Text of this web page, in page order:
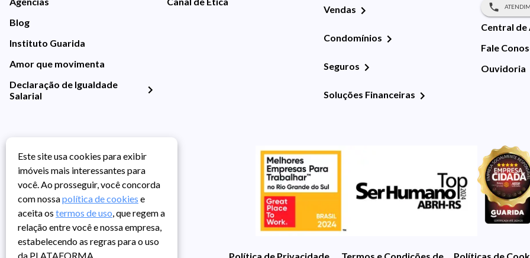
Blog
Instituto Guarida
Amor que movimenta
Declaração de Igualdade
Salarial
Vendas
Condomínios
Seguros
Soluções Financeiras
Central de
Fale
Ouvidoria
Política de Privacidade Termos e Condições de UsoPolíticas de
Este site usa cookies para exibir
imóveis mais interessantes para
você. Ao prosseguir, você concorda
com nossapolítica de cookies e
aceita os termos de uso, que regem a
relação entre você e nossa empresa,
estabelecendo as regras para o uso
da PLATAFORMA.